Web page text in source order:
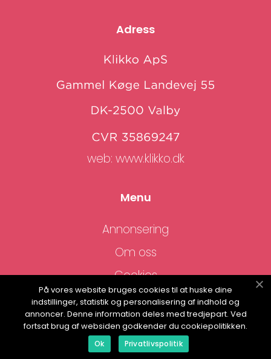
Adress
web: www.klikko.dk
Menu
Annonsering
Om oss
Cookies
Kontakta oss
Sitemap
På vores website bruges cookies til at huske dine
indstillinger, statistik og personalisering af indhold og
annoncer. Denne information deles med tredjepart. Ved
fortsat brug af websiden godkender du cookiepolitikken.
Ok Privatlivspolitik